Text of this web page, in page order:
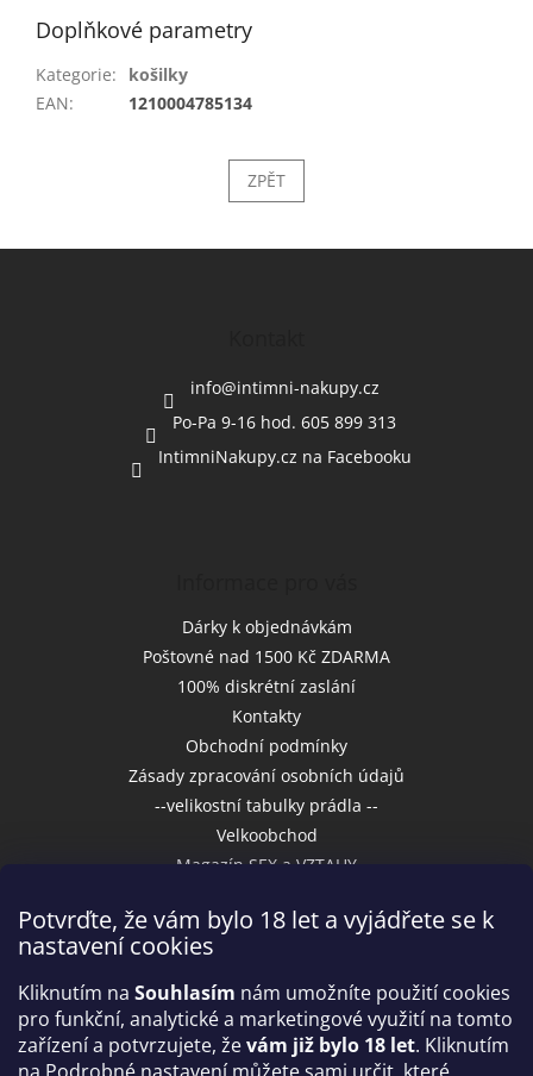
Potvrďte, že vám bylo 18 let a vyjádřete se k
nastavení cookies
Kliknutím na Souhlasím nám umožníte použití cookies
pro funkční, analytické a marketingové využití na tomto
zařízení a potvrzujete, ževám již bylo 18 let. Kliknutím
Doplňkové parametry
Kategorie:
košilky
EAN: 1210004785134
ZPĚT
info@intimni-nakupy.cz
Po-Pa 9-16 hod. 605 899 313
IntimniNakupy.cz na Facebooku
Dárky k objednávkám
Poštovné nad 1500 Kč ZDARMA
100% diskrétní zaslání
Kontakty
Obchodní podmínky
Zásady zpracování osobních údajů
--velikostní tabulky prádla --
Velkoobchod
Magazín SEX a VZTAHY
Přijímáme online platby